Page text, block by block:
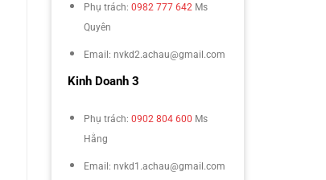
Phụ trách: 0982 777 642 Ms
Quyên
Email: nvkd2.achau@gmail.com
Kinh Doanh 3
Phụ trách: 0902 804 600 Ms
Hằng
Email: nvkd1.achau@gmail.com